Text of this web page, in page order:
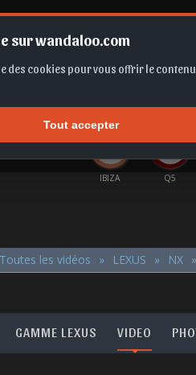
sur wandaloo.com
des cookies pour vous offrir le
Tout accepter
Q5 FRONTERA EV
Toutes les vidéos LEXUS NX
GAMME LEXUS VIDEO